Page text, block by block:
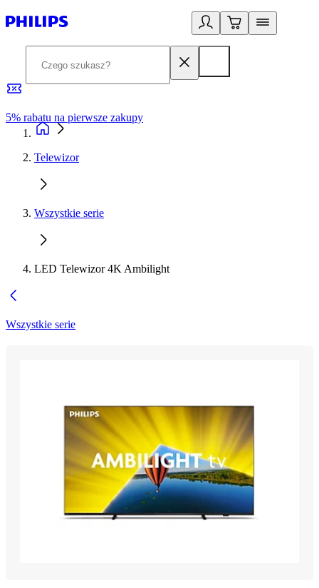
5% rabatu na pierwsze zakupy
Telewizor
Wszystkie serie
LED Telewizor 4K Ambilight
Wszystkie serie